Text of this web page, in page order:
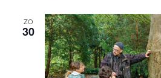
ZO
30